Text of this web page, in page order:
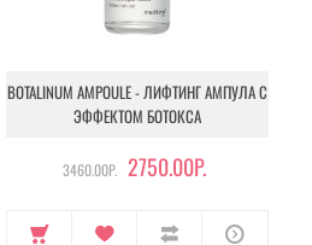
BOTALINUM AMPOULE - ЛИФТИНГ АМПУЛА С
ЭФФЕКТОМ БОТОКСА
3460.00Р. 2750.00Р.